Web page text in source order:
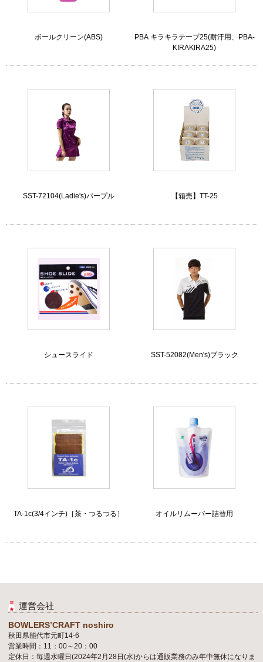
ボールクリーン(ABS)
PBA キラキラテープ25(耐汗用、PBA-
KIRAKIRA25)
SST-72104(Ladie's)パープル 【箱売】TT-25
シュースライド SST-52082(Men's)ブラック
TA-1c(3/4インチ)［茶・つるつる］ オイルリムーバー詰替用
運営会社
BOWLERS’CRAFT noshiro
秋田県能代市元町14-6
営業時間：11：00～20：00
定休日：毎週水曜日(2024年2月28日(水)からは通販業務のみ年中無休になりま